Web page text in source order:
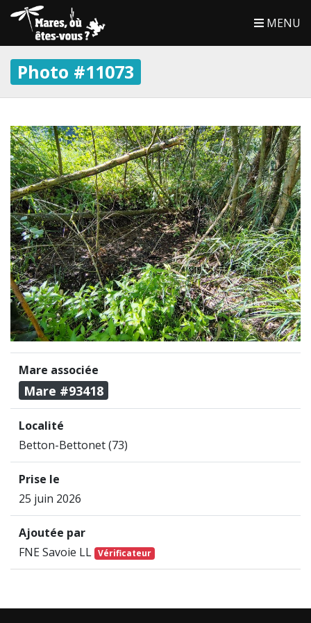
MENU
Photo #11073
Mare associée
Mare #93418
Localité
Betton-Bettonet (73)
Prise le
25 juin 2026
Ajoutée par
FNE Savoie LL Vérificateur